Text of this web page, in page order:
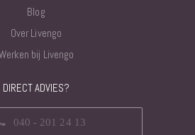
Blog
Over Livengo
bij Livengo
DIRECT ADVIES?
040 - 201 24 13